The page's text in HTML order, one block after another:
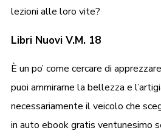
lezioni alle loro vite?
Libri Nuovi V.M. 18
È un po’ come cercare di
puoi ammirarne la bellezza e
necessariamente il veicolo che
in auto ebook gratis ventunesimo